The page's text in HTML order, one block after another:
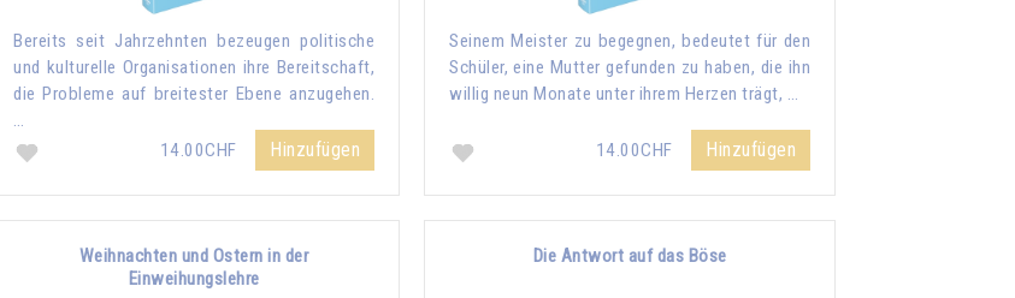
Bereits seit Jahrzehnten bezeugen politische
und kulturelle Organisationen ihre Bereitschaft,
die Probleme auf breitester Ebene anzugehen.
…
14.00CHF
Hinzufügen
Seinem Meister zu begegnen, bedeutet für den
Schüler, eine Mutter gefunden zu haben, die ihn
willig neun Monate unter ihrem Herzen trägt, …
14.00CHF Hinzufügen
Weihnachten und Ostern in der
Einweihungslehre
Die Antwort auf das Böse